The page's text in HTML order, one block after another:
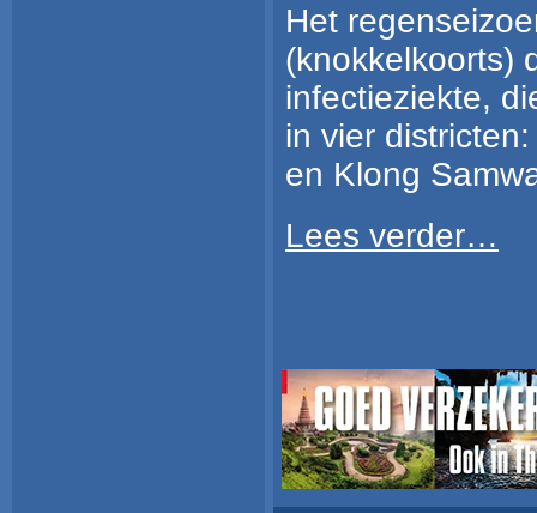
Het
(knokkelkoorts)
infectieziekte,
in vier
en Klong
Lees verder…